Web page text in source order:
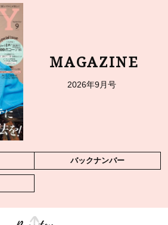
MAGAZINE
2026年9月号
バックナンバー